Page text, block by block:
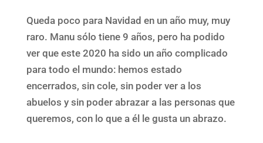
Queda poco para Navidad en un año muy, muy
raro. Manu sólo tiene 9 años, pero ha podido
ver que este 2020 ha sido un año complicado
para todo el mundo: hemos estado
encerrados, sin cole, sin poder ver a los
abuelos y sin poder abrazar a las personas que
queremos, con lo que a él le gusta un abrazo.